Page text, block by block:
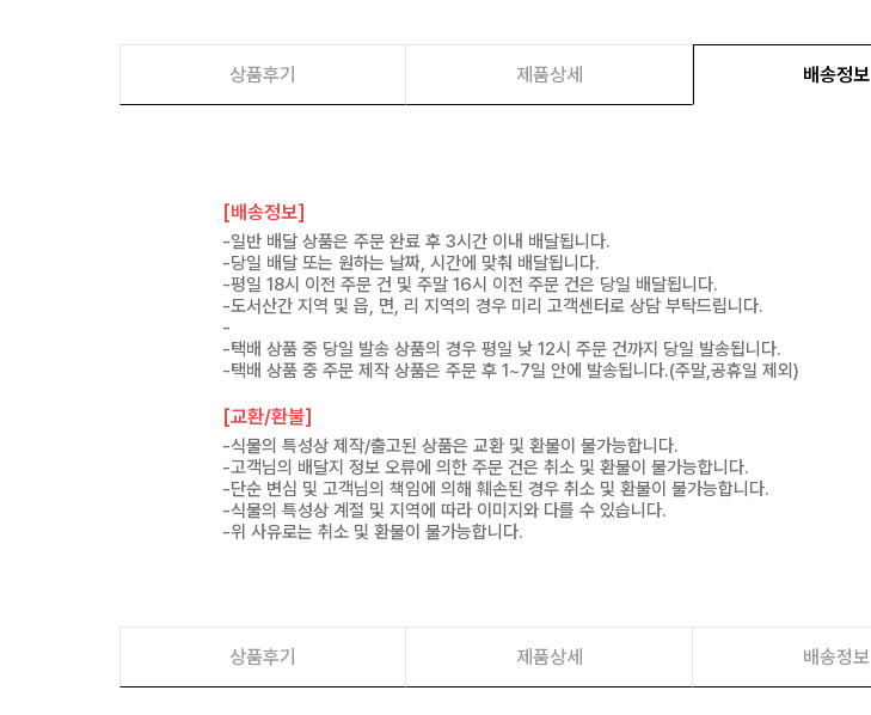
상품후기 제품상세 배송정보
[배송정보]
-일반 배달 상품은 주문 완료 후 3시간 이내 배달됩니다.
-당일 배달 또는 원하는 날짜, 시간에 맞춰 배달됩니다.
-평일 18시 이전 주문 건 및 주말 16시 이전 주문 건은 당일 배달됩니다.
-도서산간 지역 및 읍, 면, 리 지역의 경우 미리 고객센터로 상담 부탁드립니다.
-
-택배 상품 중 당일 발송 상품의 경우 평일 낮 12시 주문 건까지 당일 발송됩니다.
-택배 상품 중 주문 제작 상품은 주문 후 1~7일 안에 발송됩니다.(주말,공휴일 제외)
[교환/환불]
-식물의 특성상 제작/출고된 상품은 교환 및 환불이 불가능합니다.
-고객님의 배달지 정보 오류에 의한 주문 건은 취소 및 환불이 불가능합니다.
-단순 변심 및 고객님의 책임에 의해 훼손된 경우 취소 및 환불이 불가능합니다.
-식물의 특성상 계절 및 지역에 따라 이미지와 다를 수 있습니다.
-위 사유로는 취소 및 환불이 불가능합니다.
상품후기 제품상세 배송정보